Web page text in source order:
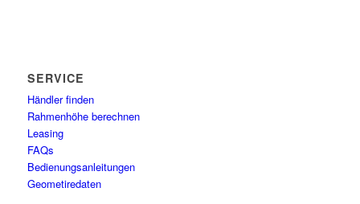
SERVICE
Händler finden
Rahmenhöhe berechnen
Leasing
FAQs
Bedienungsanleitungen
Geometiredaten